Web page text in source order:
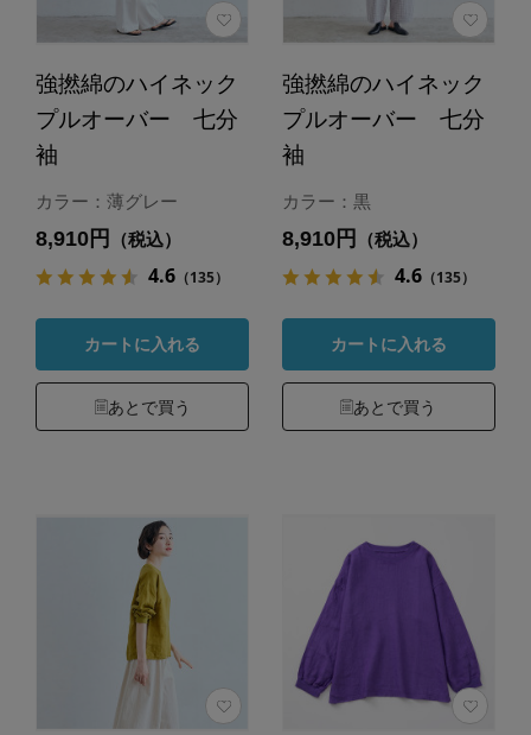
強撚綿のハイネック
プルオーバー 七分
袖
カラー：薄グレー
8,910円 （税込）
4.6（135）
カートに入れる
あとで買う
強撚綿のハイネック
プルオーバー 七分
袖
カラー：黒
8,910円 （税込）
4.6（135）
カートに入れる
あとで買う